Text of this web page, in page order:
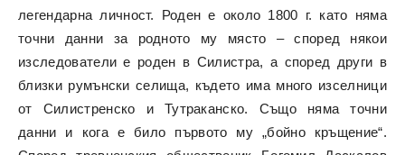
легендарна личност. Роден е около 1800 г. като няма
точни данни за родното му място – според някои
изследователи е роден в Силистра, а според други в
близки румънски селища, където има много изселници
от Силистренско и Тутраканско. Също няма точни
данни и кога е било първото му „бойно кръщение“.